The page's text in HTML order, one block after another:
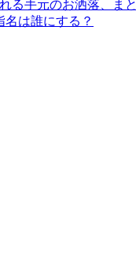
る手元のお洒落、まと
は誰にする？